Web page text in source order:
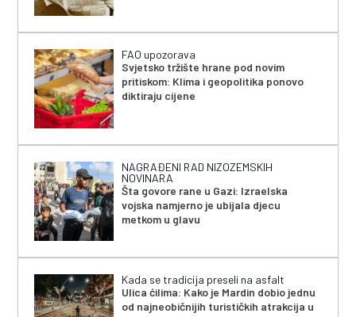
FAO upozorava
Svjetsko tržište hrane pod novim
pritiskom: Klima i geopolitika ponovo
diktiraju cijene
NAGRAĐENI RAD NIZOZEMSKIH
NOVINARA
Šta govore rane u Gazi: Izraelska
vojska namjerno je ubijala djecu
metkom u glavu
Kada se tradicija preseli na asfalt
Ulica ćilima: Kako je Mardin dobio jednu
od najneobičnijih turističkih atrakcija u